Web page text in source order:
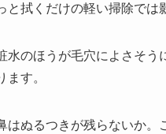
と拭くだけの軽い掃除では
水のほうが毛穴によさそ
す。
ぬるつきが残らないか。